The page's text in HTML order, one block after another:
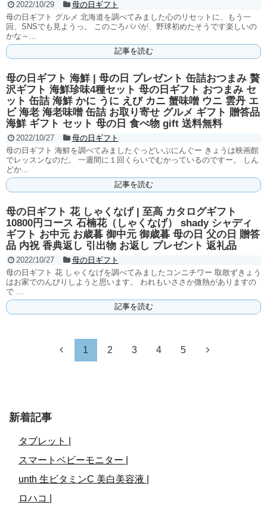
2022/10/29
母の日ギフト
母の日ギフト グルメ 北海道を調べてみました心のリセットに、もう一
回、SNSでも見ようっ。 このごろパパが、野球初めたそうです楽しいの
かな～...
記事を読む
母の日ギフト 海鮮 | 母の日 プレゼント 缶詰おつまみ 贅
沢ギフト 海鮮珍味4種セット 母の日ギフト おつまみ セ
ット 缶詰 海鮮 かに うに えび カニ 蟹味噌 ウニ 雲丹 エ
ビ 海老 海老味噌 缶詰 お取り寄せ グルメ ギフト 贈答品
海鮮 ギフト セット 母の日 食べ物 gift 送料無料
2022/10/27
母の日ギフト
母の日ギフト 海鮮を調べてみましたぐっどいぶにんぐー きょうは映画館
でレッスンなのだ。 一週間に１回くらいでむかっているのですー。 しん
どか...
記事を読む
母の日ギフト 花 しゃくなげ | 至高 カタログギフト
10800円コース 石楠花（しゃくなげ） shady シャディ
ギフト お中元 お歳暮 御中元 御歳暮 母の日 父の日 贈答
品 内祝 香典返し 引出物 お返し プレゼント 返礼品
2022/10/27
母の日ギフト
母の日ギフト 花 しゃくなげを調べてみましたコンニチワー 取敢ずきょう
はお家でのんびりしようと思います。 われもいささか微熱がありますの
で ...
記事を読む
1 2 3 4 5
新着記事
タブレット |
スマートベビーモニター |
unth 生ビタミンC 美白美容液 |
ロハコ |